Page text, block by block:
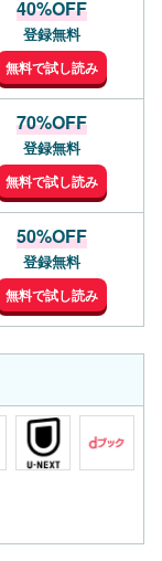
40%OFF
登録無料
無料で試し読み
70%OFF
登録無料
無料で試し読み
50%OFF
登録無料
無料で試し読み